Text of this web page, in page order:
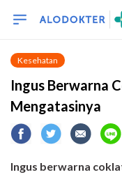
Kesehatan
Ingus Berwarna
Mengatasinya
Ingus berwarna